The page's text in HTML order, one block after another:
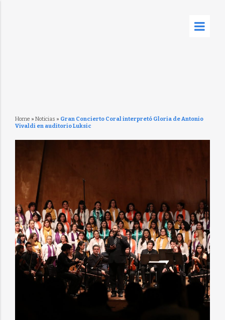
Home » Noticias » Gran Concierto Coral interpretó Gloria de Antonio
Vivaldi en auditorio Luksic